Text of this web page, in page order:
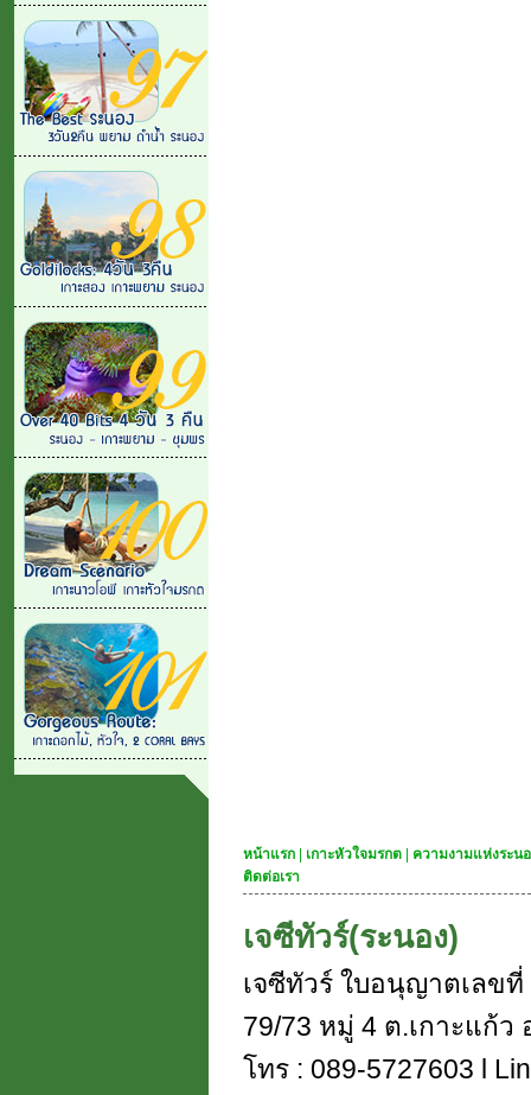
หน้าแรก เกาะหัวใจมรกต
ความงามแห่งระน
ติดต่อเรา
เจซีทัวร์(ระนอง)
เจซีทัวร์ ใบอนุญาตเลขที่
79/73 หมู่ 4 ต.เกาะแก้ว
โทร : 089-5727603 l